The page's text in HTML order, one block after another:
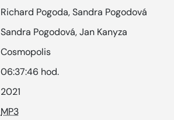
Richard Pogoda,Sandra Pogodová
Sandra Pogodová,Jan Kanyza
Cosmopolis
06:37:46 hod.
2021
MP3